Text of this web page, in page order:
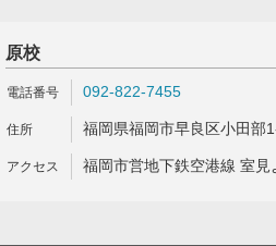
原校
092-822-7455
福岡県福岡市早良区小田部
福岡市営地下鉄空港線 室